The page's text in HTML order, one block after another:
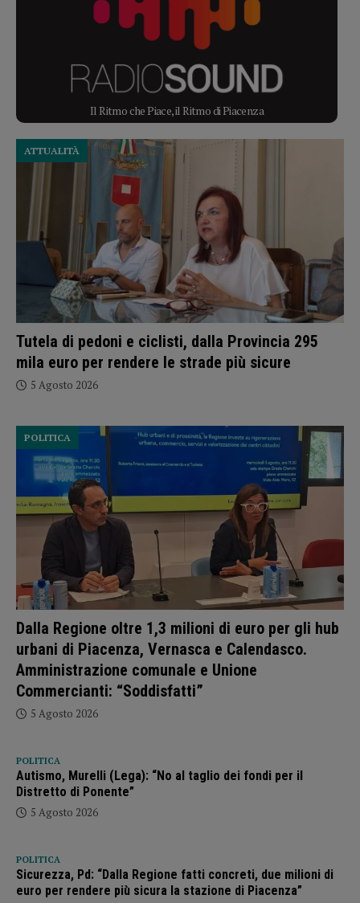
Il Ritmo che Piace, il Ritmo di Piacenza
Tutela di pedoni e ciclisti, dalla Provincia 295
mila euro per rendere le strade più sicure
ATTUALITÀ
5 Agosto 2026
Dalla Regione oltre 1,3 milioni di euro per gli hub
urbani di Piacenza, Vernasca e Calendasco.
Amministrazione comunale e Unione
Commercianti: “Soddisfatti”
POLITICA
5 Agosto 2026
POLITICA
Autismo, Murelli (Lega): “No al taglio dei fondi per il
Distretto di Ponente”
5 Agosto 2026
POLITICA
Sicurezza, Pd: “Dalla Regione fatti concreti, due milioni di
euro per rendere più sicura la stazione di Piacenza”